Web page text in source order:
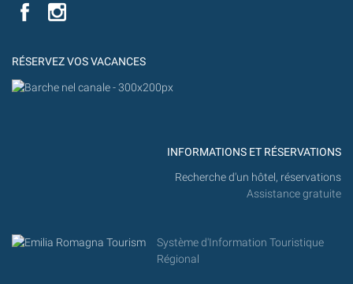
Flick
VISIT
MILANO
YouTube
RÉSERVEZ VOS VACANCES
INFORMATIONS ET RÉSERVATIONS
Recherche d'un hôtel, réservations
Assistance gratuite
Système d'Information Touristique
Régional